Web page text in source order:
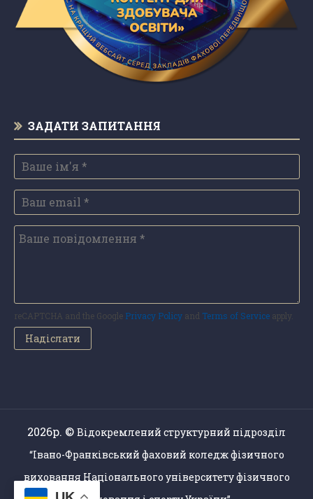
ЗАДАТИ ЗАПИТАННЯ
reCAPTCHA and the Google Privacy Policyand Terms of Serviceapply.
2026р. © Відокремлений структурний підрозділ
“Івано-Франківський фаховий коледж фізичного
виховання Національного університету фізичного